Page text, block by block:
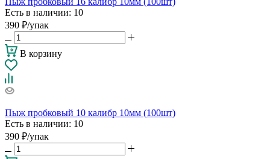
Есть в наличии: 10
390 ₽/упак
В корзину
Пыж пробковый 10 калибр 10мм (100шт)
Есть в наличии: 10
390 ₽/упак